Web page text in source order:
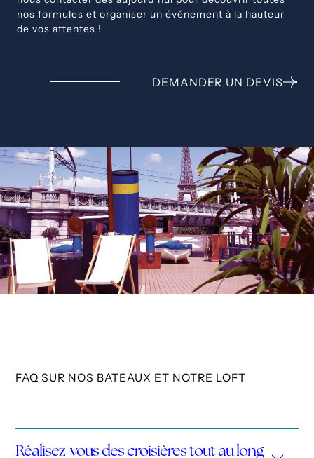
nos formules et organiser un événement à la hauteur
de vos attentes !
DEMANDER UN DEVIS
FAQ SUR NOS BATEAUX ET NOTRE LOFT
Réalisez-vous des croisières tout au long